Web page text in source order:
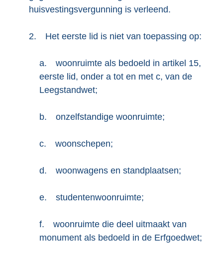
huisvestingsvergunning is verleend.
2. Het eerste lid is niet van toepassing op:
a.
woonruimte als bedoeld in artikel 15,
eerste lid, onder a tot en met c, van de
Leegstandwet;
b. onzelfstandige woonruimte;
c. woonschepen;
d. woonwagens en standplaatsen;
e. studentenwoonruimte;
f.
woonruimte die deel uitmaakt van
monument als bedoeld in de Erfgoedwet;